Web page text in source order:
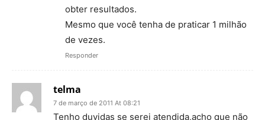
obter resultados.
Mesmo que você tenha de praticar 1 milhão
de vezes.
Responder
telma
7 de março de 2011 At 08:21
Tenho duvidas se serei atendida,acho que não